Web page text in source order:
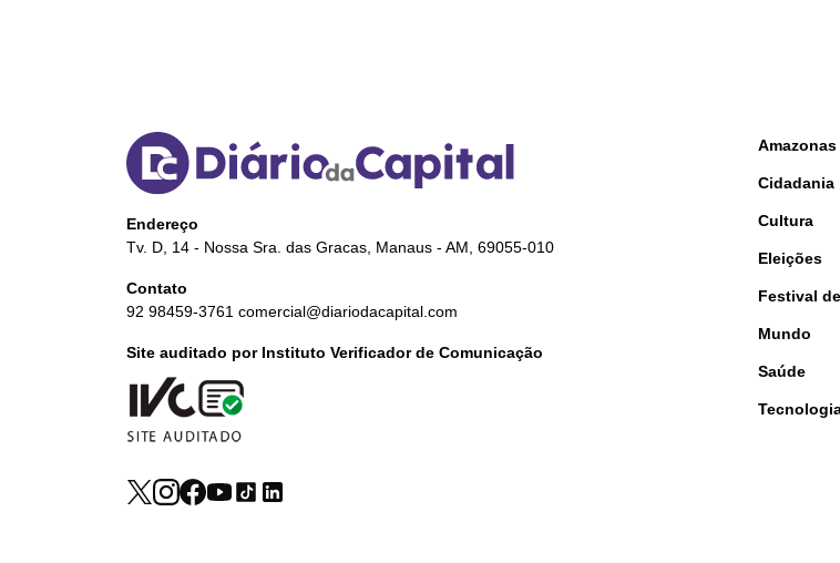
Endereço
Tv. D, 14 - Nossa Sra. das Gracas, Manaus - AM, 69055-010
Contato
92 98459-3761 comercial@diariodacapital.com
Site auditado por Instituto Verificador de Comunicação
Amazonas
Cidadania
Cultura
Eleições
Festival
Mundo
Saúde